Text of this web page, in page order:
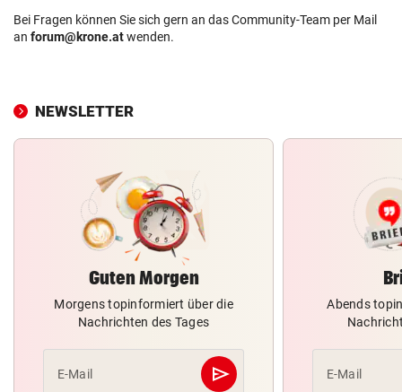
Bei Fragen können Sie sich gern an das Community-Team per Mail
an forum@krone.atwenden.
NEWSLETTER
Guten Morgen
Morgens topinformiert über die
Nachrichten des Tages
E-Mail send
Abschicken
Abends
E-Mail